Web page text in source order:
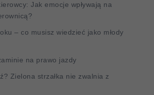
Jak emocje wpływają na
– co musisz wiedzieć jako młody
na prawo jazdy
Zielona strzałka nie zwalnia z